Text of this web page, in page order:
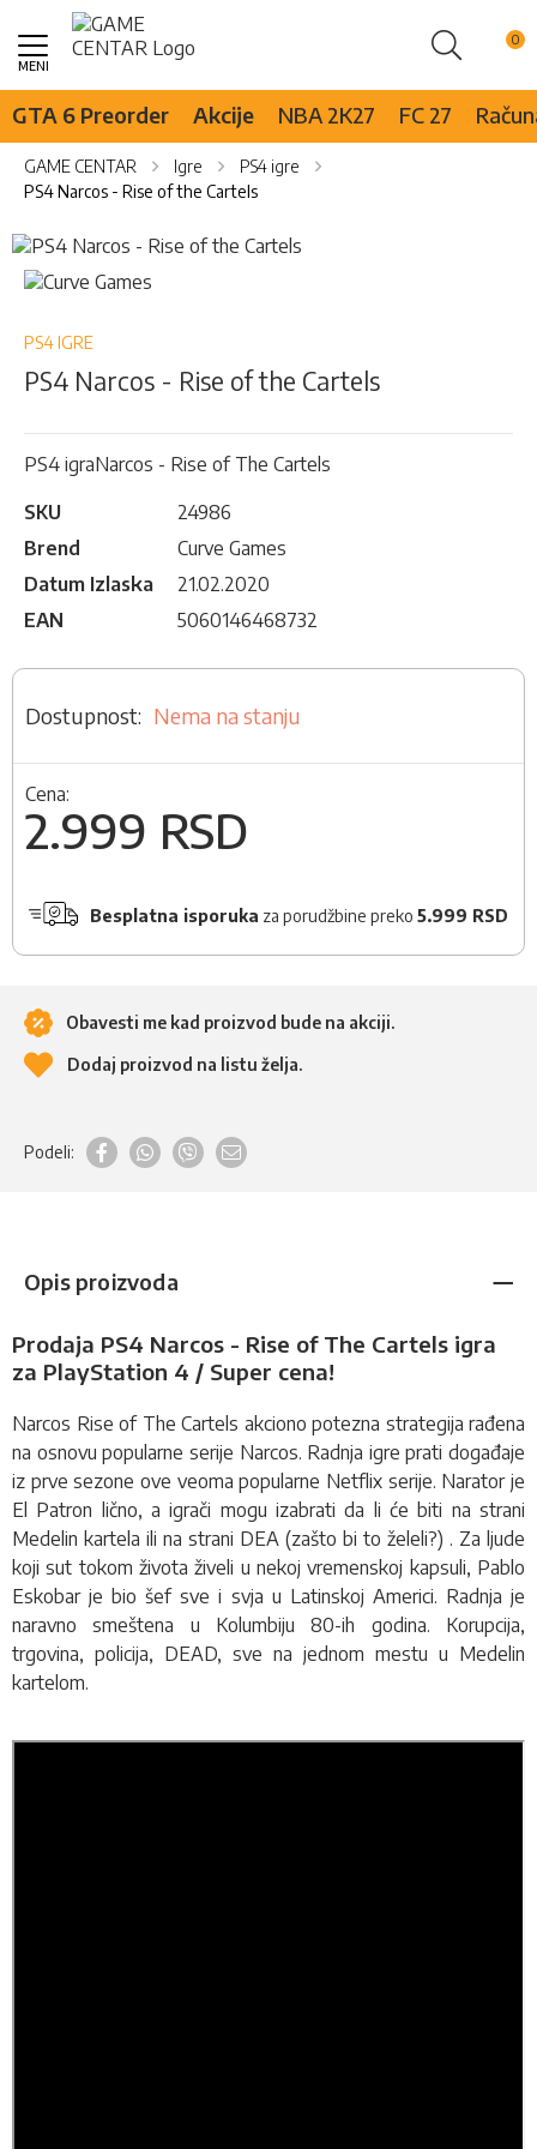
Pretraži
Skip
Content
GTA 6 Preorder Akcije NBA 2K27 FC 27
GAME CENTAR Igre
PS4 igre
PS4 Narcos - Rise of the Cartels
Skip
to
the
of
images
Skip
to
beginning
the
gallery
PS4 IGRE
PS4 Narcos - Rise of the Cartels
PS4 igraNarcos - Rise of The Cartels
SKU
24986
Brend
Curve Games
Datum Izlaska
21.02.2020
EAN
5060146468732
Nema na stanju
Cena:
2.999 RSD
Besplatna isporuka za porudžbine preko 5.999 RSD
Obavesti me kad proizvod bude na akciji.
Dodaj proizvod na listu želja.
Podeli:
Opis proizvoda
Prodaja PS4 Narcos - Rise of The Cartels igra
za PlayStation 4 / Super cena!
Narcos Rise of The Cartels akciono potezna strategija rađena
na osnovu popularne serije Narcos. Radnja igre prati događaje
iz prve sezone ove veoma popularne Netflix serije. Narator je
El Patron lično, a igrači mogu izabrati da li će biti na strani
Medelin kartela ili na strani DEA (zašto bi to želeli?) . Za ljude
koji sut tokom života živeli u nekoj vremenskoj kapsuli, Pablo
Eskobar je bio šef sve i svja u Latinskoj Americi. Radnja je
naravno smeštena u Kolumbiju 80-ih godina. Korupcija,
trgovina, policija, DEAD, sve na jednom mestu u Medelin
kartelom.